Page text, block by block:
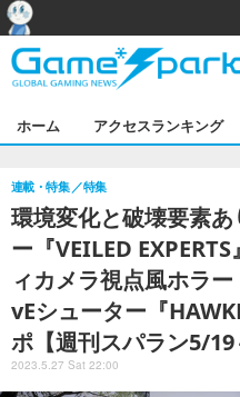
ホーム アクセスランキング
環境変化と破壊要素
ー『VEILED
ィカメラ視点風ホラ
vEシューター『
ポ【週刊スパラン5/
連載・特集 特集
2023.5.27 Sat 22:00